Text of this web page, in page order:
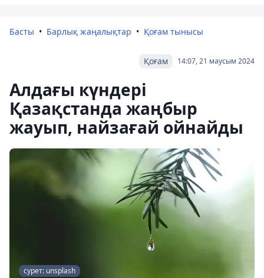
Басты Барлық жаңалықтар Қоғам тынысы
14:07, 21 маусым 2024
Қоғам
Алдағы күндері
Қазақстанда жаңбыр
жауып, найзағай ойнайды
сурет: unsplash